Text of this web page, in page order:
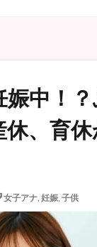
中！
、育
女子アナ, 妊娠, 子供